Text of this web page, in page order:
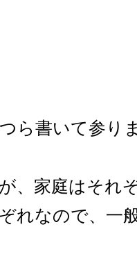
ら書いて参り
、家庭はそれ
れなので、一